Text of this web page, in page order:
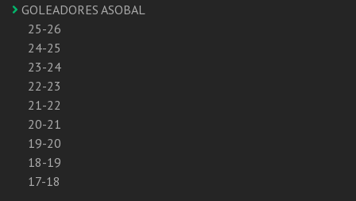
GOLEADORES ASOBAL
25-26
24-25
23-24
22-23
21-22
20-21
19-20
18-19
17-18